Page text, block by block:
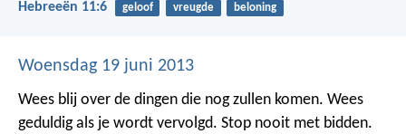
Hebreeën 11:6 geloof vreugde beloning
Woensdag 19 juni 2013
Wees blij over de dingen die nog zullen komen. Wees
geduldig als je wordt vervolgd. Stop nooit met bidden.